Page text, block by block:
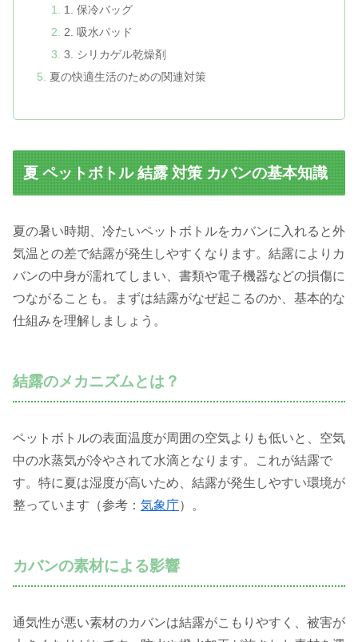
1. 保冷バッグ
2. 吸水パッド
3. シリカゲル乾燥剤
夏の快適生活のための関連対策
夏 ペットボトル 結露 対策 カバンの基本知識
夏の暑い時期、冷たいペットボトルをカバンに入れると外
気温との差で結露が発生しやすくなります。結露によりカ
バンの中身が濡れてしまい、書類や電子機器などの損傷に
つながることも。まずは結露がなぜ起こるのか、基本的な
仕組みを理解しましょう。
結露のメカニズムとは？
ペットボトルの表面温度が周囲の空気よりも低いと、空気
中の水蒸気が冷やされて水滴となります。これが結露で
す。特に夏は湿度が高いため、結露が発生しやすい環境が
整っています（参考： 気象庁）。
カバンの素材による影響
通気性が悪い素材のカバンは結露がこもりやすく、被害が